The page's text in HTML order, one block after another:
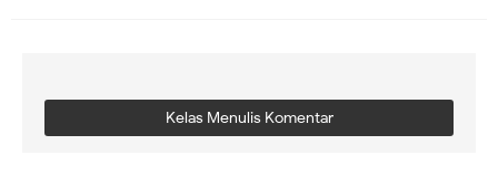
Kelas Menulis Komentar